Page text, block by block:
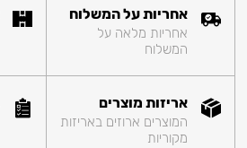
אחריות על המשלוח
אחריות מלאה על
המשלוח
אריזות מוצרים
המוצרים ארוזים באריזות
מקוריות